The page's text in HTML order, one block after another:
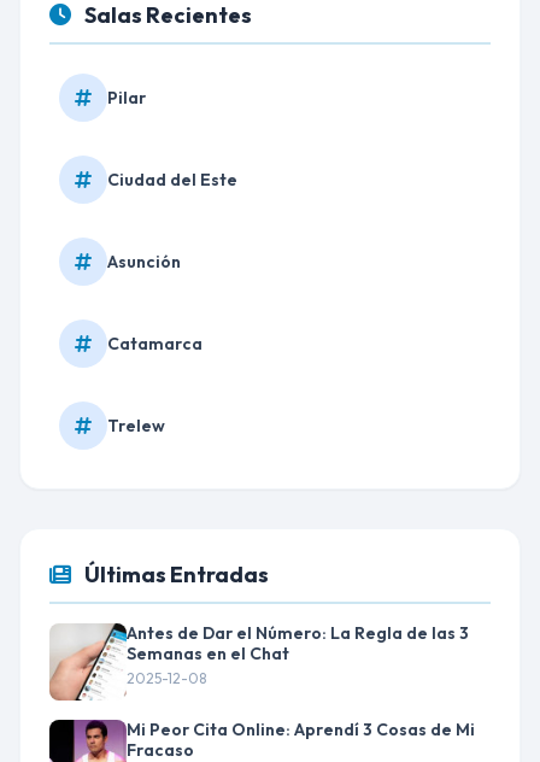
Salas Recientes
Pilar
Ciudad del Este
Asunción
Catamarca
Trelew
Últimas Entradas
Antes de Dar el Número: La Regla de las 3
Semanas en el Chat
2025-12-08
Mi Peor Cita Online: Aprendí 3 Cosas de Mi
Fracaso